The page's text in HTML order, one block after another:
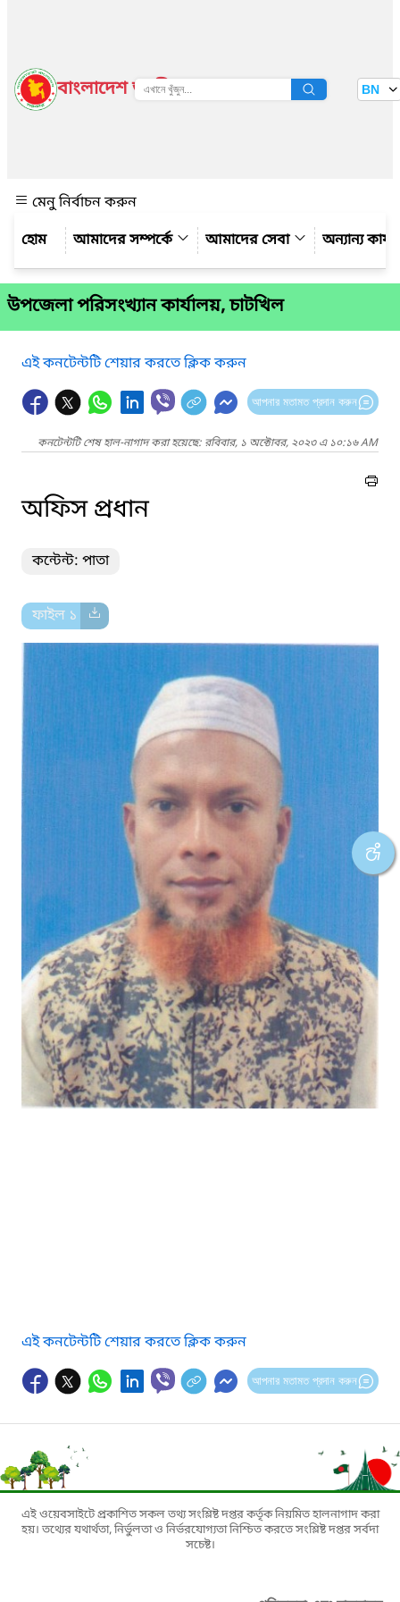
বাংলাদেশ জাতীয় তথ্য বাতায়ন BN
মেনু নির্বাচন করুন
আমাদের সম্পর্কে
আমাদের সেবা অন্যান্য
উপজেলা পরিসংখ্যান কার্যালয়, চাটখিল
এই কনটেন্টটি শেয়ার করতে ক্লিক করুন
আপনার মতামত প্রদান করুন
কনটেন্টটি শেষ হাল-নাগাদ করা হয়েছে: রবিবার, ১ অক্টোবর, ২০২৩ এ ১০:১৬ AM
অফিস প্রধান
কন্টেন্ট: পাতা
ফাইল ১
এই কনটেন্টটি শেয়ার করতে ক্লিক করুন
আপনার মতামত প্রদান করুন
এই ওয়েবসাইটে প্রকাশিত সকল তথ্য সংশ্লিষ্ট দপ্তর কর্তৃক নিয়মিত হালনাগাদ করা
হয়। তথ্যের যথার্থতা, নির্ভুলতা ও নির্ভরযোগ্যতা নিশ্চিত করতে সংশ্লিষ্ট দপ্তর সর্বদা
সচেষ্ট।